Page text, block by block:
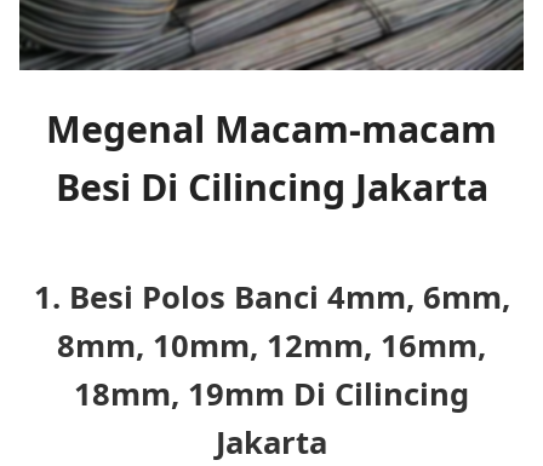
Megenal Macam-macam
Besi Di Cilincing Jakarta
1. Besi Polos Banci 4mm, 6mm,
8mm, 10mm, 12mm, 16mm,
18mm, 19mm Di Cilincing
Jakarta